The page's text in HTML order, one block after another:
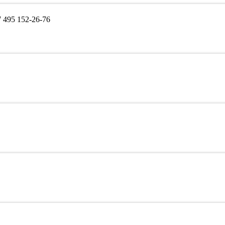
152-26-76